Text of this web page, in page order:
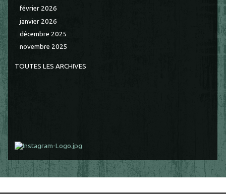
février 2026
janvier 2026
décembre 2025
novembre 2025
TOUTES LES ARCHIVES